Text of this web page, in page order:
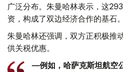
广泛分布。朱曼哈林表示，这
资，构成了双边经济合作的基石。
朱曼哈林还强调，双方正积极推
供关税优惠。
—例如，哈萨克斯坦航空